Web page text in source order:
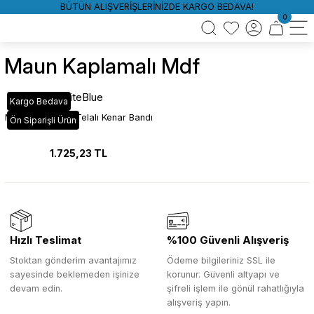
BÜTÜN ALIŞVERİŞLERİNİZDE KARGO BEDAVA!
0
Maun Kaplamalı Mdf
Kargo Bedava
Ön Siparişli Ürün
WhiteBlue
Maun Kaplamalı Telalı Kenar Bandı
1.725,23 TL
Hızlı Teslimat
Stoktan gönderim avantajımız
sayesinde beklemeden işinize
devam edin.
%100 Güvenli Alışveriş
Ödeme bilgileriniz SSL ile
korunur. Güvenli altyapı ve
şifreli işlem ile gönül rahatlığıyla
alışveriş yapın.